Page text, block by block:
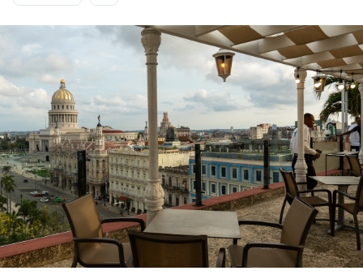
Sport
Altrecose
Mondiali calcio 2026
PODCAST
NEWSLETTER
I MIEI PREFERITI